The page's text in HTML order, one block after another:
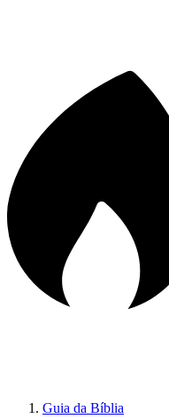
Guia da Bíblia